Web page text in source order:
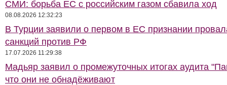
СМИ: борьба ЕС с российским газом сбавила ход
08.08.2026 12:32:23
В Турции заявили о первом в ЕС признании
санкций против РФ
17.07.2026 11:29:38
Мадьяр заявил о промежуточных итогах аудита
что они не обнадёживают